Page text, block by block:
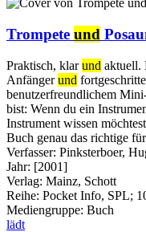
Trompete und
Praktisch, klarund aktuell.
Anfängerund
benutzerfreundlichem
bist: Wenn du ein
Instrument wissen
Buch genau das richtige
Verfasser: Pinksterboer,
Jahr: [2001]
Verlag: Mainz, Schott
Reihe: Pocket Info, SPL;
Mediengruppe: Buch
lädt